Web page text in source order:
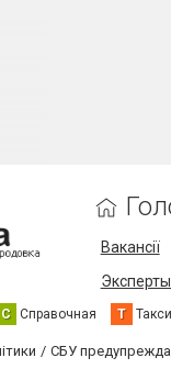
Вакансії
С Справочная Т Такси
СБУ